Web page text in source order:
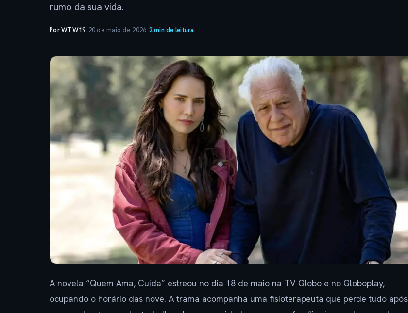
rumo da sua vida.
Por WTW19· 20 de maio de 2026·2 min de leitura
A novela “Quem Ama, Cuida” estreou no dia 18 de maio na TV Globo e no Globoplay,
ocupando o horário das nove. A trama acompanha uma fisioterapeuta que perde tudo após